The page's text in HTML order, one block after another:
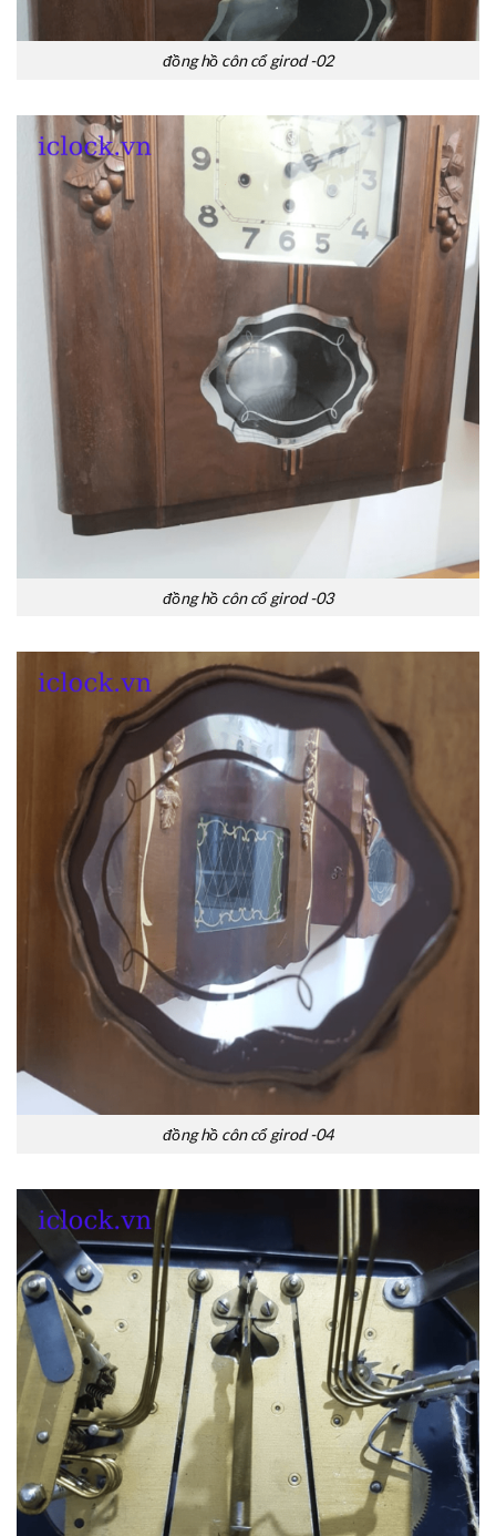
đồng hồ côn cổ girod -02
đồng hồ côn cổ girod -03
đồng hồ côn cổ girod -04